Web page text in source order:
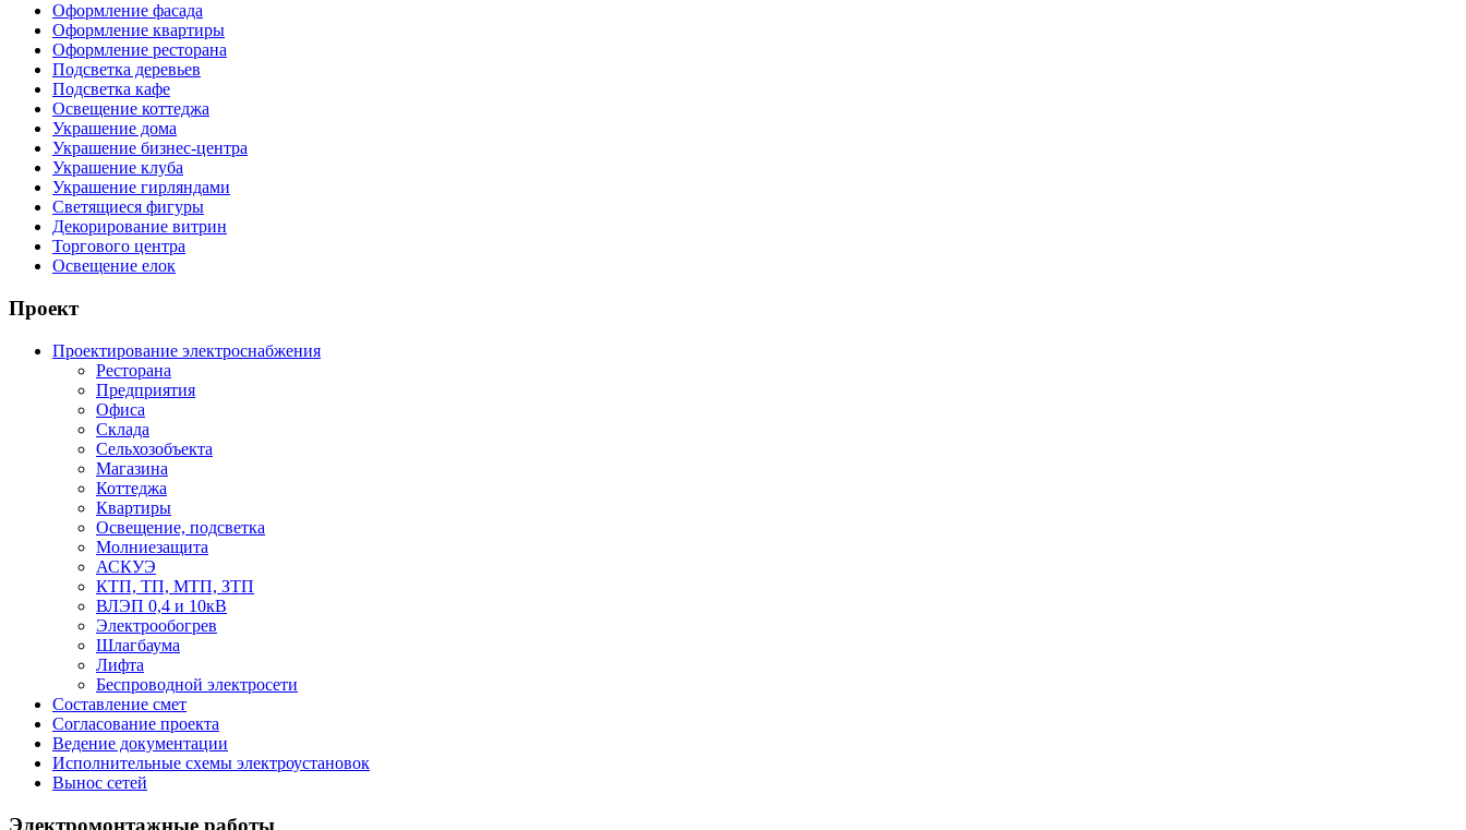
Оформление фасада
Оформление квартиры
Оформление ресторана
Подсветка деревьев
Подсветка кафе
Освещение коттеджа
Украшение дома
Украшение бизнес-центра
Украшение клуба
Украшение гирляндами
Светящиеся фигуры
Декорирование витрин
Торгового центра
Освещение елок
Проект
Проектирование электроснабжения
Ресторана
Предприятия
Офиса
Склада
Сельхозобъекта
Магазина
Коттеджа
Квартиры
Освещение, подсветка
Молниезащита
АСКУЭ
КТП, ТП, МТП, ЗТП
ВЛЭП 0,4 и 10кВ
Электрообогрев
Шлагбаума
Лифта
Беспроводной электросети
Составление смет
Согласование проекта
Ведение документации
Исполнительные схемы электроустановок
Вынос сетей
Электромонтажные работы